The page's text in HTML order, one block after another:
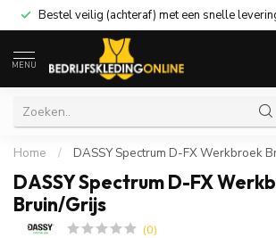
30 dagen retourneren
MENU
Home / DASSY Spectrum D-FX Werkbroek
DASSY Spectrum D-FX
Bruin/Grijs
(0)